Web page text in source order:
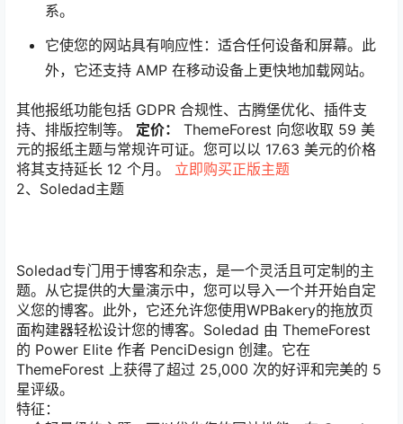
系。
它使您的网站具有响应性：适合任何设备和屏幕。此
外，它还支持 AMP 在移动设备上更快地加载网站。
其他报纸功能包括 GDPR 合规性、古腾堡优化、插件支
持、排版控制等。 定价：
ThemeForest 向您收取 59 美
元的报纸主题与常规许可证。您可以以 17.63 美元的价格
将其支持延长 12 个月。
立即购买正版主题
2、Soledad主题
Soledad专门用于博客和杂志，是一个灵活且可定制的主
题。从它提供的大量演示中，您可以导入一个并开始自定
义您的博客。此外，它还允许您使用WPBakery的拖放页
面构建器轻松设计您的博客。Soledad 由 ThemeForest
的 Power Elite 作者 PenciDesign 创建。它在
ThemeForest 上获得了超过 25,000 次的好评和完美的 5
星评级。
特征：